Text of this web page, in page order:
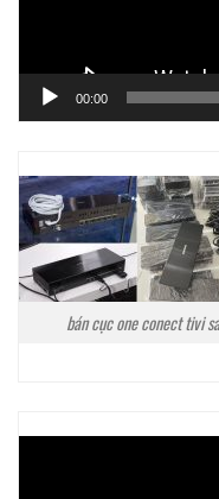
00:00
bán cục one conect tivi